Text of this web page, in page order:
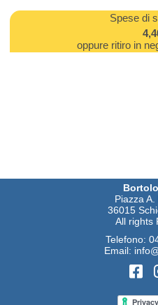
Spese di
oppure ritiro in
Piazza
36015
All rights
Telefono:
Email: